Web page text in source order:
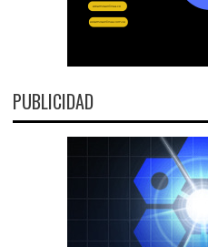
PUBLICIDAD